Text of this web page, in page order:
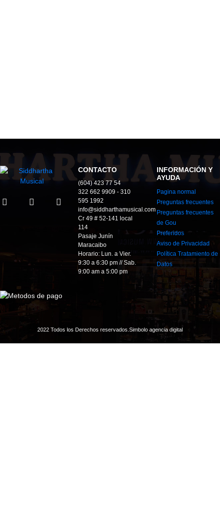
CONTACTO
(604) 423 77 54
322 662 9909 - 310
595 1992
info@siddharthamusical.com
Cr 49 # 52-141 local
114
Pasaje Junín
Maracaibo
Horario: Lun. a Vier.
9:30 a 6:30 pm // Sab.
9:00 am a 5:00 pm
INFORMACIÓN Y
AYUDA
Pagina normal
Preguntas frecuentes
Preguntas frecuentes
de Gou
Preferidos
Aviso de Privacidad
Política Tratamiento de
Datos
2022 Todos los Derechos reservados. Simbolo agencia digital